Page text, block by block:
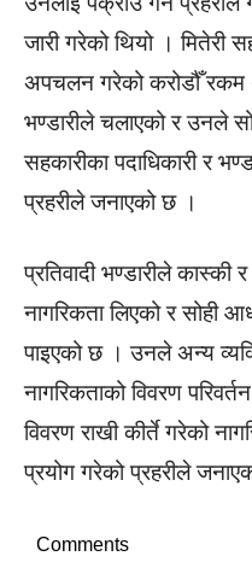
जारी गरेको थियो । मितेरी
अपचलन गरेको करोडौँ रकम
भण्डारीले चलाएको र उनले
सहकारीका पदाधिकारी र
प्रहरीले जनाएको छ ।
प्रतिवादी भण्डारीले कास्की
नागरिकता लिएको र सोही
पाइएको छ । उनले अन्य
नागरिकताको विवरण
विवरण राखी कीर्ते गरेको
प्रयोग गरेको प्रहरीले
Comments